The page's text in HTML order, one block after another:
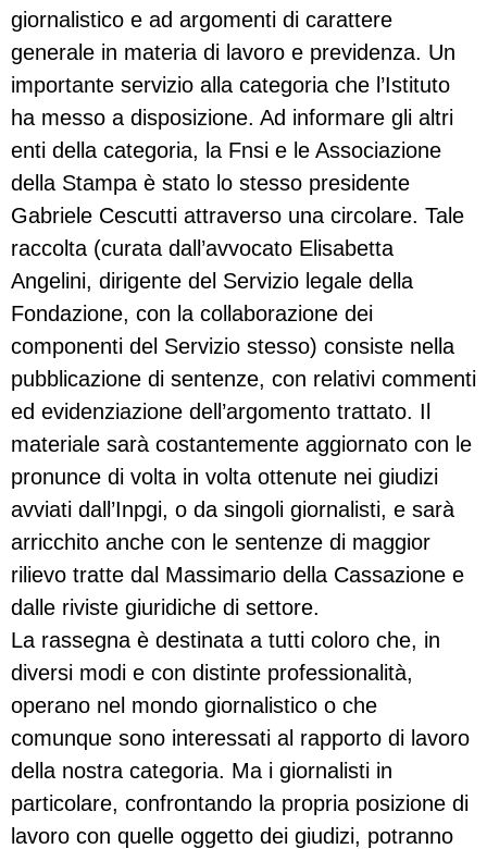
giornalistico e ad argomenti di carattere
generale in materia di lavoro e previdenza. Un
importante servizio alla categoria che l’Istituto
ha messo a disposizione. Ad informare gli altri
enti della categoria, la Fnsi e le Associazione
della Stampa è stato lo stesso presidente
Gabriele Cescutti attraverso una circolare. Tale
raccolta (curata dall’avvocato Elisabetta
Angelini, dirigente del Servizio legale della
Fondazione, con la collaborazione dei
componenti del Servizio stesso) consiste nella
pubblicazione di sentenze, con relativi commenti
ed evidenziazione dell’argomento trattato. Il
materiale sarà costantemente aggiornato con le
pronunce di volta in volta ottenute nei giudizi
avviati dall’Inpgi, o da singoli giornalisti, e sarà
arricchito anche con le sentenze di maggior
rilievo tratte dal Massimario della Cassazione e
dalle riviste giuridiche di settore.
La rassegna è destinata a tutti coloro che, in
diversi modi e con distinte professionalità,
operano nel mondo giornalistico o che
comunque sono interessati al rapporto di lavoro
della nostra categoria. Ma i giornalisti in
particolare, confrontando la propria posizione di
lavoro con quelle oggetto dei giudizi, potranno